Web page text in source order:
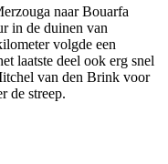
naar Bouarfa
in de duinen van
volgde een
laatste deel ook erg snel
van den Brink voor
de streep.